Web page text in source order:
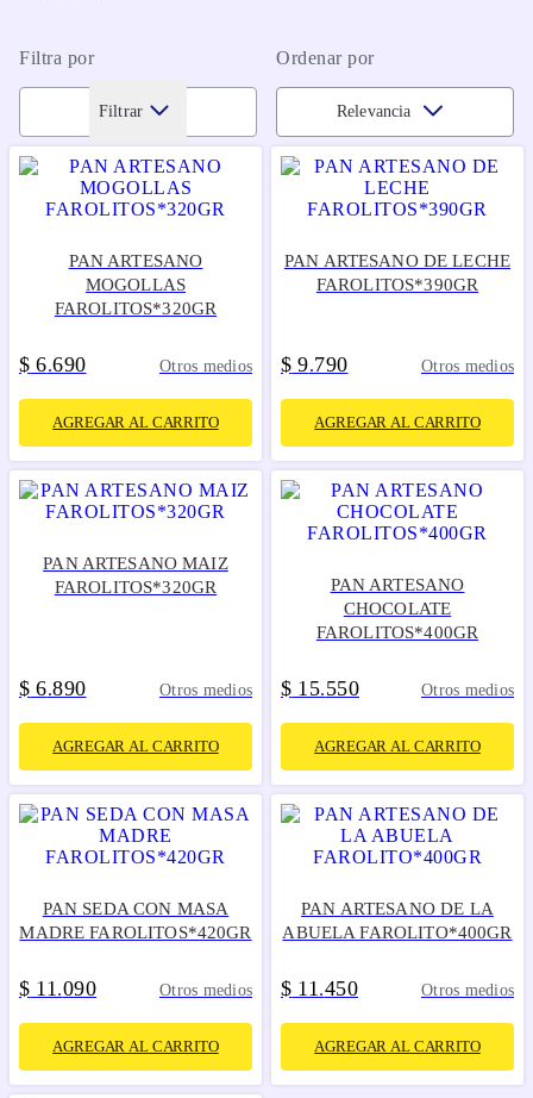
Filtra por Ordenar por
Filtrar Relevancia
PAN ARTESANO
MOGOLLAS
FAROLITOS*320GR
$ 6.690 Otros medios
AGREGAR AL CARRITO
PAN ARTESANO DE LECHE
FAROLITOS*390GR
$ 9.790 Otros medios
AGREGAR AL CARRITO
PAN ARTESANO MAIZ
FAROLITOS*320GR
$ 6.890 Otros medios
AGREGAR AL CARRITO
PAN ARTESANO
CHOCOLATE
FAROLITOS*400GR
$ 15.550 Otros medios
AGREGAR AL CARRITO
PAN SEDA CON MASA
MADRE FAROLITOS*420GR
$ 11 .090 Otros medios
AGREGAR AL CARRITO
PAN ARTESANO DE LA
ABUELA FAROLITO*400GR
$ 11 .450 Otros medios
AGREGAR AL CARRITO